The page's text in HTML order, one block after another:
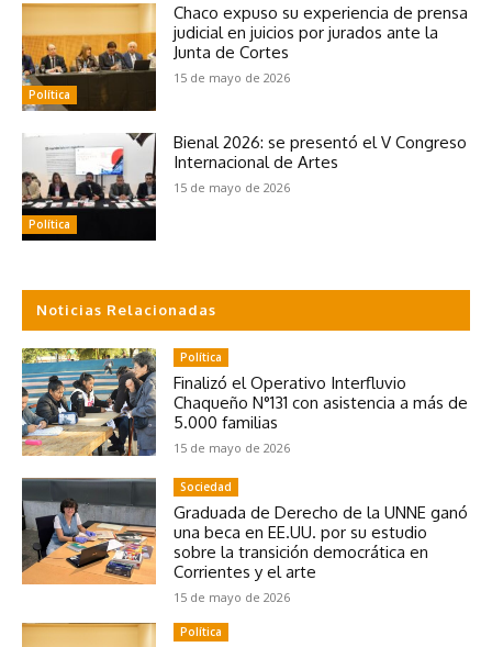
Política
Chaco expuso su experiencia de prensa
judicial en juicios por jurados ante la
Junta de Cortes
15 de mayo de 2026
Política
Bienal 2026: se presentó el V Congreso
Internacional de Artes
15 de mayo de 2026
Noticias Relacionadas
Política
Finalizó el Operativo Interfluvio
Chaqueño N°131 con asistencia a más de
5.000 familias
15 de mayo de 2026
Sociedad
Graduada de Derecho de la UNNE ganó
una beca en EE.UU. por su estudio
sobre la transición democrática en
Corrientes y el arte
15 de mayo de 2026
Política